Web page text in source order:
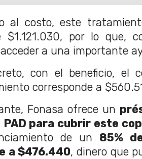
al costo, este
por lo que,
a una importante
con el beneficio, el
corresponde a
Fonasa ofrece un
PAD para cubrir este
de un 85%
a $476.440, dinero que